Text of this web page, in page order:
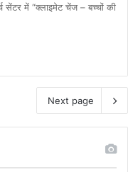
सेंटर में “क्लाइमेट चेंज – बच्चों की
Next page